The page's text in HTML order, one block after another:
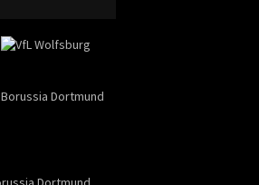
Borussia Dortmund